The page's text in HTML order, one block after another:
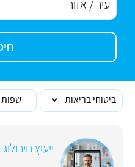
ביטוחי בריאות שפות
ייעוץ